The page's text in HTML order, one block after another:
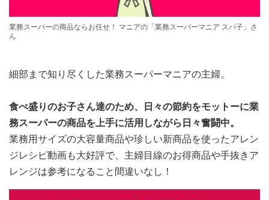
業務スーパーの商品ならお任せ！ マニアの「業務スーパーマニア スパ子」さ
ん
細部まで知り尽くした業務スーパーマニアの主婦。
食べ盛りのお子さん達のため、日々の節約をモットーに業
務スーパーの商品を上手に活用しながら日々奮闘中。
業務用サイズの大容量商品や珍しい新商品を使ったアレン
ジレシピ動画も大好評で、主婦目線のお得商品や手抜きア
レンジは参考になること間違いなし！